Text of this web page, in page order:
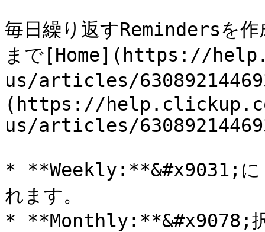
毎日繰り返すRemindersを
まで[Home](https://
us/articles/
(https://
us/articles/
* **Weekly:**&#x9031;に
れます。
* **Monthly:**&#x9078;択